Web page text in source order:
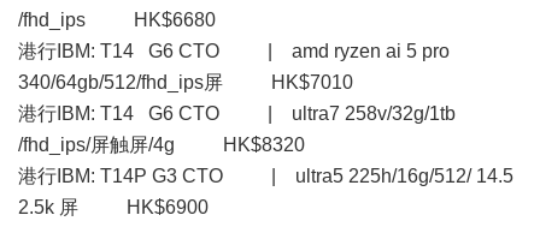
/fhd_ips HK$6680
港行IBM: T14 G6 CTO | amd ryzen ai 5 pro
340/64gb/512/fhd_ips屏 HK$7010
港行IBM: T14 G6 CTO | ultra7 258v/32g/1tb
/fhd_ips/屏触屏/4g HK$8320
港行IBM: T14P G3 CTO | ultra5 225h/16g/512/ 14.5
2.5k 屏 HK$6900